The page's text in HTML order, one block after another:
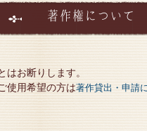
著作権について
お断りします。
使用希望の方は著作貸出・申請